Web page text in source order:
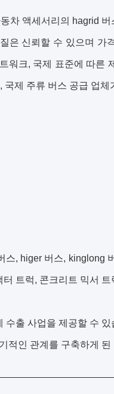
차 액세서리의 hagrid
은 신뢰할 수 있으며 가
크, 국제 표준에 따른
제 주류 버스 공급 업체
, higer 버스, kinglong
터 트럭, 콘크리트 믹서
출 사업을 제공할 수
적인 관계를 구축하게